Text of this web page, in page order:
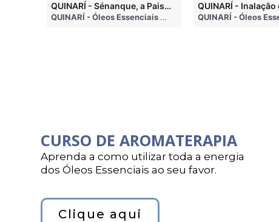
• 4 months ago
QUINARÍ - Sénanque, a Paisagem Mais Famosa da Aromaterapia
QUINARÍ - Óleos Essenciais e Aromaterapia • 3 weeks ago
CURSO DE AROMATERAPIA
Aprenda a como utilizar toda a energia
dos Óleos Essenciais ao seu favor.
Clique aqui